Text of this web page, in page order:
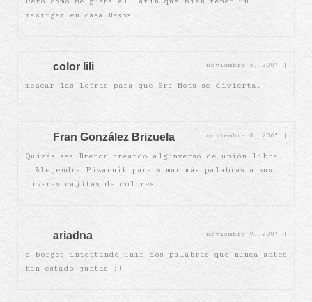
mazinger en casa…Besos
color lili noviembre 5, 2007 |
mezcar las letras para que Sra Mots se divierta.
Fran González Brizuela noviembre 8, 2007 |
Quizás sea Breton creando algúnverso de unión libre…
o Alejendra Pizarnik para sumar más palabras a sus
diveras cajitas de colores.
ariadna noviembre 9, 2007 |
o borges intentando unir dos palabras que nunca antes
han estado juntas :)